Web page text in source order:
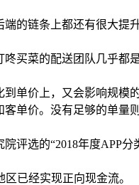
的链条上都还有很大提
买菜的配送团队几乎都
单价上，又会影响规模的
单价。没有足够的单量
评选的“2018年度APP分
已经实现正向现金流。